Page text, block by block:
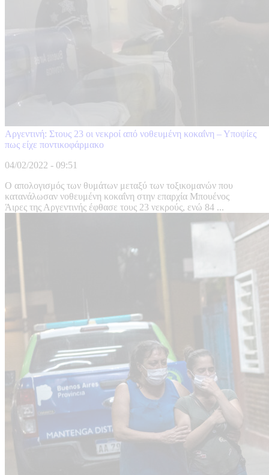
Αργεντινή: Στους 23 οι νεκροί από νοθευμένη κοκαΐνη – Υποψίες
πως είχε ποντικοφάρμακο
04/02/2022 - 09:51
Ο απολογισμός των θυμάτων μεταξύ των τοξικομανών που
κατανάλωσαν νοθευμένη κοκαΐνη στην επαρχία Μπουένος
Άιρες της Αργεντινής έφθασε τους 23 νεκρούς, ενώ 84 ...